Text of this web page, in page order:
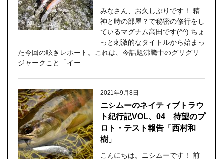
みなさん、お久しぶりです！ 精
神と時の部屋？で秘密の修行をし
ているマグナム高田です(^^) ちょ
っと刺激的なタイトルから始まっ
た今回の呟きレポート。これは、今話題沸騰中のグリグリ
ジャークこと「イー...
2021年9月8日
ニシムーのネイティブトラウ
ト紀行記VOL、04 待望のプ
ロト・テスト報告「西村和
樹」
こんにちは。ニシムーです！ 前